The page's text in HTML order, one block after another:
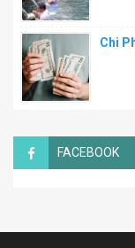
Chi
FACEBOOK